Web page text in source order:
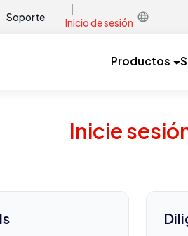
Soporte Inicio de sesión
Productos
Inicie